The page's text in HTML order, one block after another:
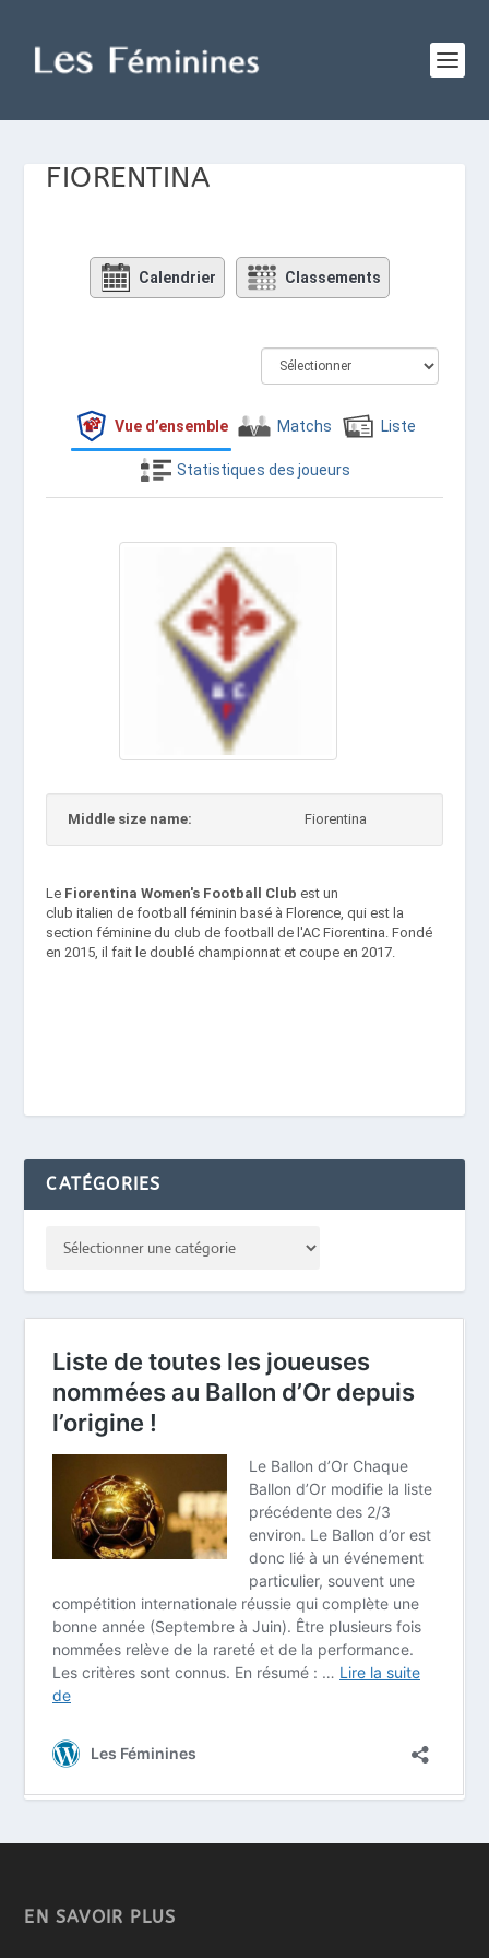
FIORENTINA
Calendrier Classements
Vue d’ensemble Matchs Liste
Statistiques des joueurs
Middle size name: Fiorentina
Le Fiorentina Women's Football Club est un
club italien de football féminin basé à Florence, qui est la
section féminine du club de football de l'AC Fiorentina. Fondé
en 2015, il fait le doublé championnat et coupe en 2017.
CATÉGORIES
EN SAVOIR PLUS